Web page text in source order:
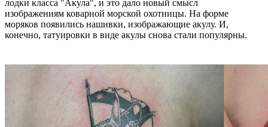
лодки класса "Акула", и это дало новый смысл
изображениям коварной морской охотницы. На форме
моряков появились нашивки, изображающие акулу. И,
конечно, татуировки в виде акулы снова стали популярны.